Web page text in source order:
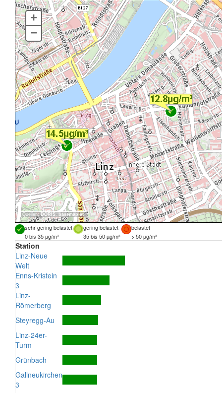
Quellen:DORIS, basemap.at
+
–
sehr gering belastet gering belastet
belastet
0 bis 35 µg/m³
35 bis 50 µg/m³ > 50 µg/m³
Station
Linz-Neue
Welt
Enns-Kristein
3
Linz-
Römerberg
Steyregg-Au
Linz-24er-
Turm
Grünbach
Gallneukirchen
3